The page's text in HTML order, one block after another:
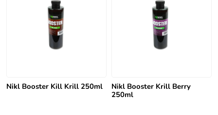
Nikl Booster Kill Krill 250ml
Nikl Booster Krill Berry
250ml